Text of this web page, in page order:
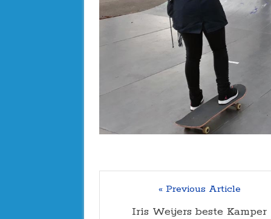
« Previous Article
Iris Weijers beste Kamper